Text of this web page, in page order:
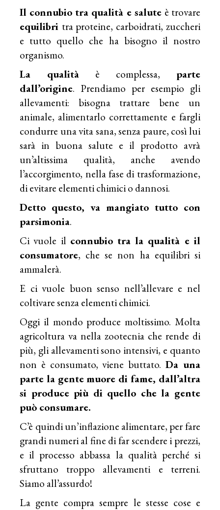
Il connubio tra qualità e salute è trovare
equilibri tra proteine, carboidrati, zuccheri
e tutto quello che ha bisogno il nostro
organismo.
La qualità è complessa, parte
dall’origine. Prendiamo per esempio gli
allevamenti: bisogna trattare bene un
animale, alimentarlo correttamente e fargli
condurre una vita sana, senza paure, così lui
sarà in buona salute e il prodotto avrà
un’altissima qualità, anche avendo
l’accorgimento, nella fase di trasformazione,
di evitare elementi chimici o dannosi.
Detto questo, va mangiato tutto con
parsimonia.
Ci vuole il connubio tra la qualità e il
consumatore, che se non ha equilibri si
ammalerà.
E ci vuole buon senso nell’allevare e nel
coltivare senza elementi chimici.
Oggi il mondo produce moltissimo. Molta
agricoltura va nella zootecnia che rende di
più, gli allevamenti sono intensivi, e quanto
non è consumato, viene buttato. Da una
parte la gente muore di fame, dall’altra
si produce più di quello che la gente
può consumare.
C’è quindi un’inflazione alimentare, per fare
grandi numeri al fine di far scendere i prezzi,
e il processo abbassa la qualità perché si
sfruttano troppo allevamenti e terreni.
Siamo all’assurdo!
La gente compra sempre le stesse cose e